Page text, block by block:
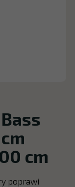
cm
poprawi